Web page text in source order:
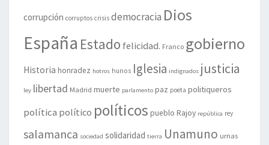
corrupción corruptos crisis democracia Dios
España Estado felicidad. Franco gobierno
Historia honradez hotros hunos Iglesia indignados justicia
ley libertad Madrid muerte parlamento paz poeta politiqueros
política político políticos pueblo Rajoy república rey
salamanca sociedad solidaridad tierra Unamuno urnas